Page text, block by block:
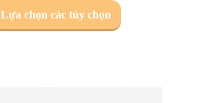
Lựa chọn các tùy chọn